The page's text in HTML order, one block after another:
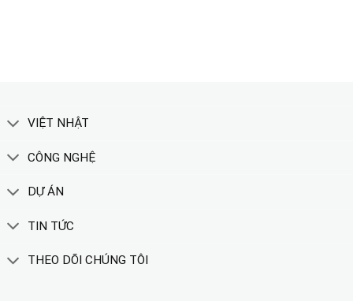
VIỆT NHẬT
CÔNG NGHỆ
DỰ ÁN
TIN TỨC
THEO DÕI CHÚNG TÔI